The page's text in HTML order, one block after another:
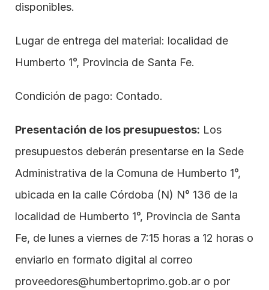
disponibles.
Lugar de entrega del material: localidad de
Humberto 1°, Provincia de Santa Fe.
Condición de pago: Contado.
Presentación de los presupuestos: Los
presupuestos deberán presentarse en la Sede
Administrativa de la Comuna de Humberto 1°,
ubicada en la calle Córdoba (N) N° 136 de la
localidad de Humberto 1°, Provincia de Santa
Fe, de lunes a viernes de 7:15 horas a 12 horas o
proveedores@humbertoprimo.gob.ar o por